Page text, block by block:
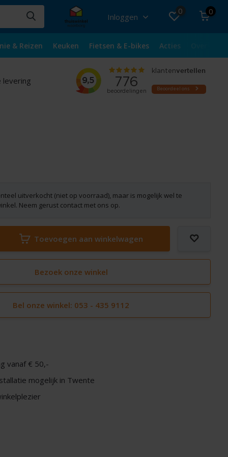
Inloggen
0 0
& Reizen Keuken Fietsen & E-bikes Acties
levering
uitverkocht (niet op voorraad), maar is mogelijk wel te
Neem gerust contact met ons op.
Toevoegen aan winkelwagen
Bezoek onze winkel
Bel onze winkel: 053 - 435 9112
vanaf € 50,-
mogelijk in Twente